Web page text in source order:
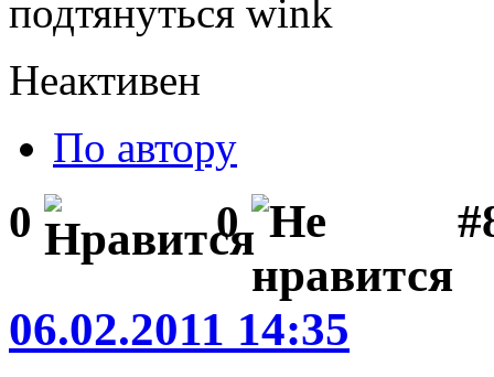
подтянуться
Неактивен
По автору
0 0
06.02.2011 14:35